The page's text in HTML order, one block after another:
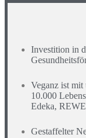
Investition in
Veganz ist
10.000
Edeka,
Gestaffelter